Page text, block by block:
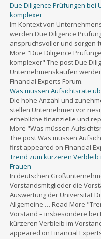
Due Diligence Prüfungen bei
komplexer
Im Kontext von
werden Due Diligence
anspruchsvoller und sorgen
More "Due Diligence
komplexer" The post Due
Unternehmenskäufen
Financial Experts Forum.
Was müssen Aufsichtsräte
Die hohe Anzahl und
stellen Unternehmen vor
erhebliche finanzielle und
More "Was müssen
The post Was müssen
first appeared on Financial
Trend zum kürzeren
Frauen
In deutschen
Vorstandsmitglieder die
Auswertung der Universität
Allgemeine … Read More
Vorstand – insbesondere bei
kürzeren Verbleib im
appeared on Financial